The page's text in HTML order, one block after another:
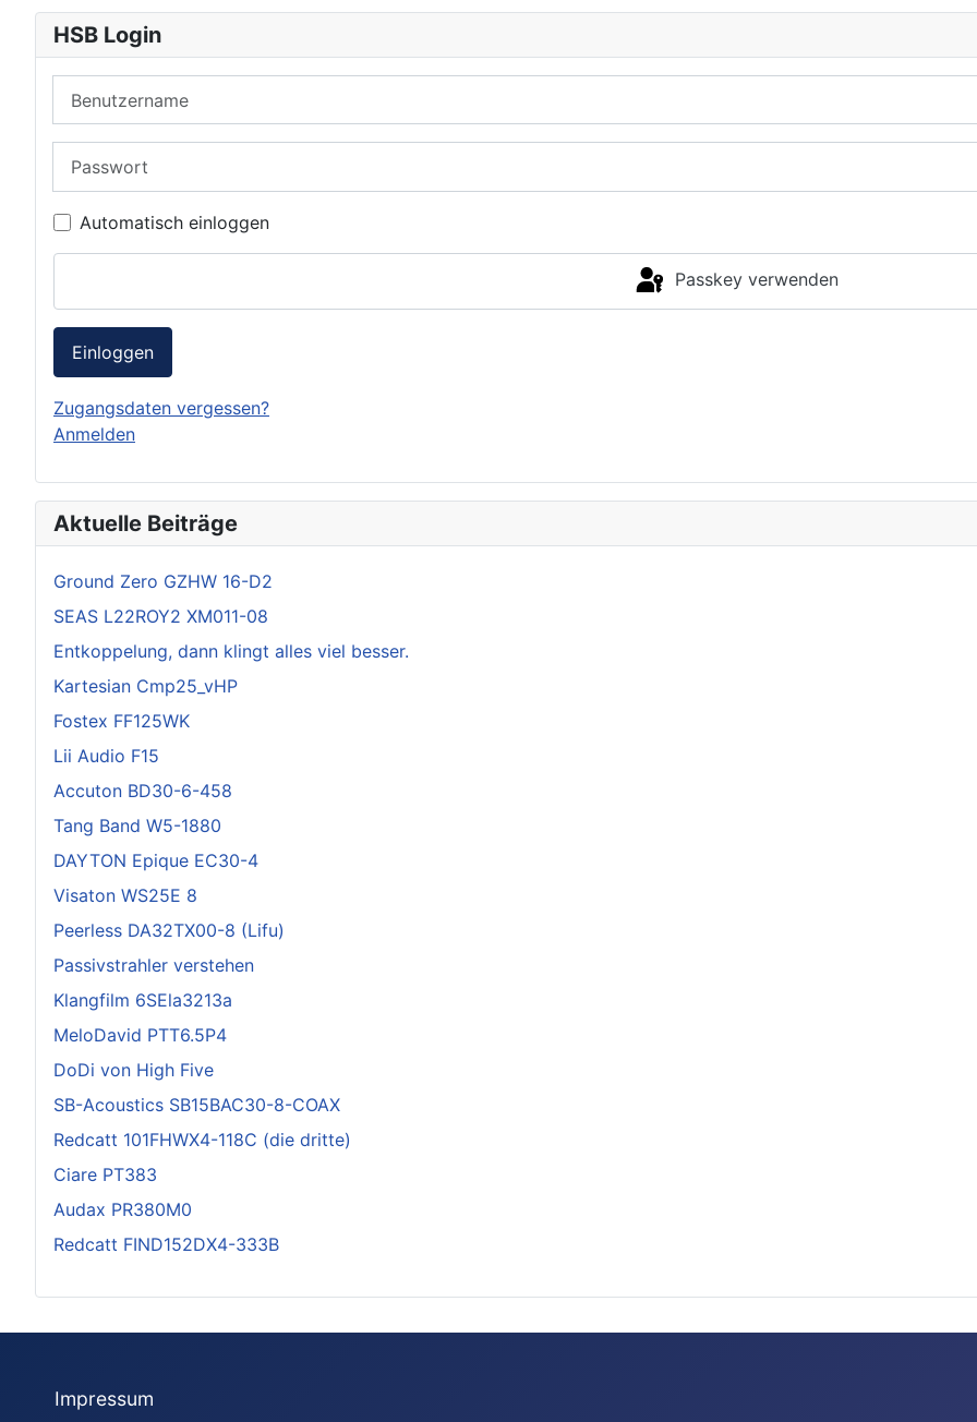
HSB Login
Automatisch einloggen
Passkey verwenden
Einloggen
Zugangsdaten vergessen?
Anmelden
Aktuelle Beiträge
Ground Zero GZHW 16-D2
SEAS L22ROY2 XM011-08
Entkoppelung, dann klingt alles viel besser.
Kartesian Cmp25_vHP
Fostex FF125WK
Lii Audio F15
Accuton BD30-6-458
Tang Band W5-1880
DAYTON Epique EC30-4
Visaton WS25E 8
Peerless DA32TX00-8 (Lifu)
Passivstrahler verstehen
Klangfilm 6SEla3213a
MeloDavid PTT6.5P4
DoDi von High Five
SB-Acoustics SB15BAC30-8-COAX
Redcatt 101FHWX4-118C (die dritte)
Ciare PT383
Audax PR380M0
Redcatt FIND152DX4-333B
Impressum